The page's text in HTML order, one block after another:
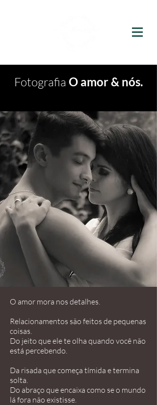
Fotografia O amor & nós.
O amor mora nos detalhes.
Relacionamentos são feitos de pequenas
coisas.
Do jeito que ele te olha quando você não
está percebendo.
Da risada que começa tímida e termina
solta.
Do abraço que encaixa como se o mundo
lá fora não existisse.